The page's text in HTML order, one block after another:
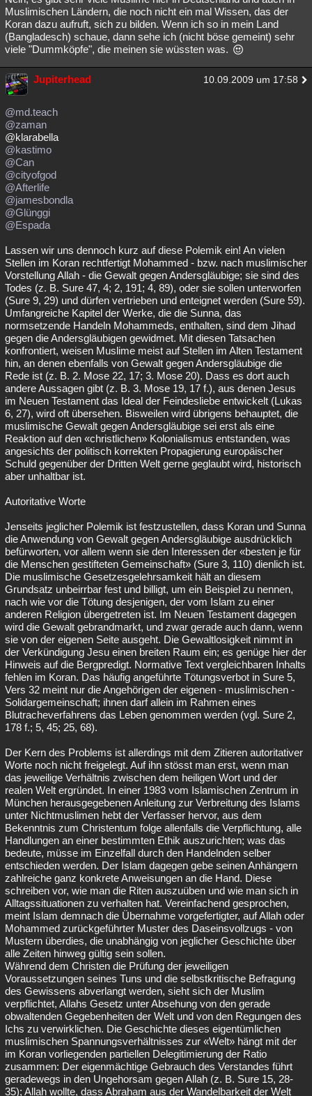
Muslimischen Ländern, die noch nicht ein mal Wissen, das der
Koran dazu aufruft, sich zu bilden. Wenn ich so in mein Land
(Bangladesch) schaue, dann sehe ich (nicht böse gemeint) sehr
viele "Dummköpfe", die meinen sie wüssten was.
Jupiterhead 10.09.2009 um 17:58
@md.teach
@zaman
@klarabella
@kastimo
@Can
@cityofgod
@Afterlife
@jamesbondla
@Glünggi
@Espada
Lassen wir uns dennoch kurz auf diese Polemik ein! An vielen
Stellen im Koran rechtfertigt Mohammed - bzw. nach muslimischer
Vorstellung Allah - die Gewalt gegen Andersgläubige; sie sind des
Todes (z. B. Sure 47, 4; 2, 191; 4, 89), oder sie sollen unterworfen
(Sure 9, 29) und dürfen vertrieben und enteignet werden (Sure 59).
Umfangreiche Kapitel der Werke, die die Sunna, das
normsetzende Handeln Mohammeds, enthalten, sind dem Jihad
gegen die Andersgläubigen gewidmet. Mit diesen Tatsachen
konfrontiert, weisen Muslime meist auf Stellen im Alten Testament
hin, an denen ebenfalls von Gewalt gegen Andersgläubige die
Rede ist (z. B. 2. Mose 22, 17; 3. Mose 20). Dass es dort auch
andere Aussagen gibt (z. B. 3. Mose 19, 17 f.), aus denen Jesus
im Neuen Testament das Ideal der Feindesliebe entwickelt (Lukas
6, 27), wird oft übersehen. Bisweilen wird übrigens behauptet, die
muslimische Gewalt gegen Andersgläubige sei erst als eine
Reaktion auf den «christlichen» Kolonialismus entstanden, was
angesichts der politisch korrekten Propagierung europäischer
Schuld gegenüber der Dritten Welt gerne geglaubt wird, historisch
aber unhaltbar ist.
Autoritative Worte
Jenseits jeglicher Polemik ist festzustellen, dass Koran und Sunna
die Anwendung von Gewalt gegen Andersgläubige ausdrücklich
befürworten, vor allem wenn sie den Interessen der «besten je für
die Menschen gestifteten Gemeinschaft» (Sure 3, 110) dienlich ist.
Die muslimische Gesetzesgelehrsamkeit hält an diesem
Grundsatz unbeirrbar fest und billigt, um ein Beispiel zu nennen,
nach wie vor die Tötung desjenigen, der vom Islam zu einer
anderen Religion übergetreten ist. Im Neuen Testament dagegen
wird die Gewalt gebrandmarkt, und zwar gerade auch dann, wenn
sie von der eigenen Seite ausgeht. Die Gewaltlosigkeit nimmt in
der Verkündigung Jesu einen breiten Raum ein; es genüge hier der
Hinweis auf die Bergpredigt. Normative Text vergleichbaren Inhalts
fehlen im Koran. Das häufig angeführte Tötungsverbot in Sure 5,
Vers 32 meint nur die Angehörigen der eigenen - muslimischen -
Solidargemeinschaft; ihnen darf allein im Rahmen eines
Blutracheverfahrens das Leben genommen werden (vgl. Sure 2,
178 f.; 5, 45; 25, 68).
Der Kern des Problems ist allerdings mit dem Zitieren autoritativer
Worte noch nicht freigelegt. Auf ihn stösst man erst, wenn man
das jeweilige Verhältnis zwischen dem heiligen Wort und der
realen Welt ergründet. In einer 1983 vom Islamischen Zentrum in
München herausgegebenen Anleitung zur Verbreitung des Islams
unter Nichtmuslimen hebt der Verfasser hervor, aus dem
Bekenntnis zum Christentum folge allenfalls die Verpflichtung, alle
Handlungen an einer bestimmten Ethik auszurichten; was das
bedeute, müsse im Einzelfall durch den Handelnden selber
entschieden werden. Der Islam dagegen gebe seinen Anhängern
zahlreiche ganz konkrete Anweisungen an die Hand. Diese
schreiben vor, wie man die Riten auszuüben und wie man sich in
Alltagssituationen zu verhalten hat. Vereinfachend gesprochen,
meint Islam demnach die Übernahme vorgefertigter, auf Allah oder
Mohammed zurückgeführter Muster des Daseinsvollzugs - von
Mustern überdies, die unabhängig von jeglicher Geschichte über
alle Zeiten hinweg gültig sein sollen.
Während dem Christen die Prüfung der jeweiligen
Voraussetzungen seines Tuns und die selbstkritische Befragung
des Gewissens abverlangt werden, sieht sich der Muslim
verpflichtet, Allahs Gesetz unter Absehung von den gerade
obwaltenden Gegebenheiten der Welt und von den Regungen des
Ichs zu verwirklichen. Die Geschichte dieses eigentümlichen
muslimischen Spannungsverhältnisses zur «Welt» hängt mit der
im Koran vorliegenden partiellen Delegitimierung der Ratio
zusammen: Der eigenmächtige Gebrauch des Verstandes führt
geradewegs in den Ungehorsam gegen Allah (z. B. Sure 15, 28-
35); Allah wollte, dass Abraham aus der Wandelbarkeit der Welt